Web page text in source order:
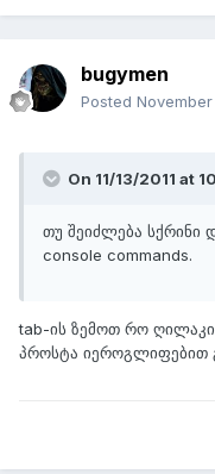
bugymen
Posted November
On 11/13/2011 at
თუ შეიძლება სქრინი
console commands.
tab-ის ზემოთ რო
პროსტა იეროგლიფებით